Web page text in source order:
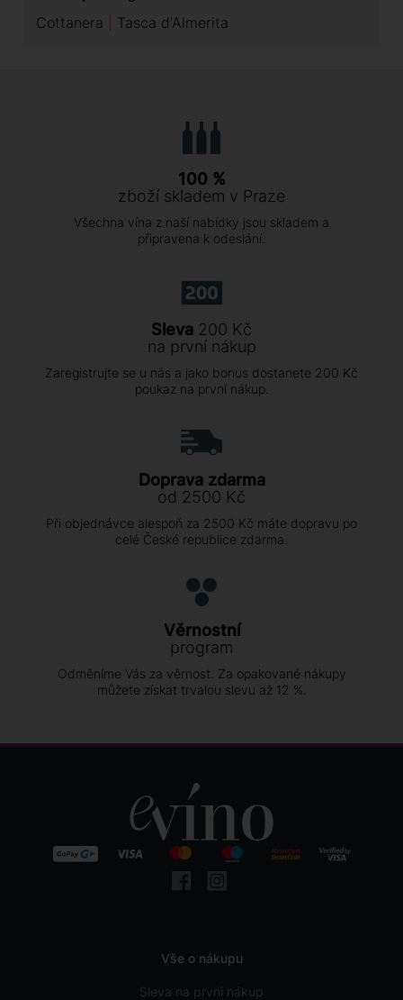
Cottanera Tasca d'Almerita
100 %
zboží skladem v Praze
Všechna vína z naší nabídky jsou skladem a
připravena k odeslání.
Sleva 200 Kč
na první nákup
Zaregistrujte se u nás a jako bonus dostanete 200 Kč
poukaz na první nákup.
Doprava zdarma
od 2500 Kč
Při objednávce alespoň za 2500 Kč máte dopravu po
celé České republice zdarma.
Věrnostní
program
Odměníme Vás za věrnost. Za opakované nákupy
můžete získat trvalou slevu až 12 %.
Vše o nákupu
Sleva na první nákup